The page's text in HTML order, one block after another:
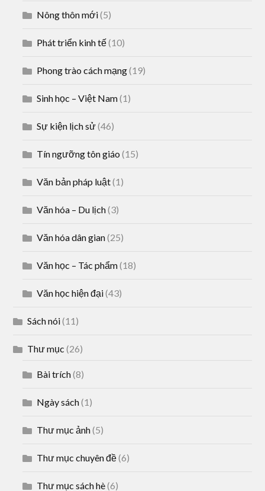
Nông thôn mới(5)
Phát triển kinh tế(10)
Phong trào cách mạng(19)
Sinh học – Việt Nam(1)
Sự kiện lịch sử(46)
Tín ngưỡng tôn giáo (15)
Văn bản pháp luật(1)
Văn hóa – Du lịch(3)
Văn hóa dân gian(25)
Văn học – Tác phẩm(18)
Văn học hiện đại(43)
Sách nói(11)
Thư mục (26)
Bài trích(8)
Ngày sách(1)
Thư mục ảnh(5)
Thư mục chuyên đề(6)
Thư mục sách hè(6)